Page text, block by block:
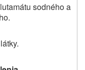
sodného a